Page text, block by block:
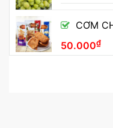
CƠM
50.000₫